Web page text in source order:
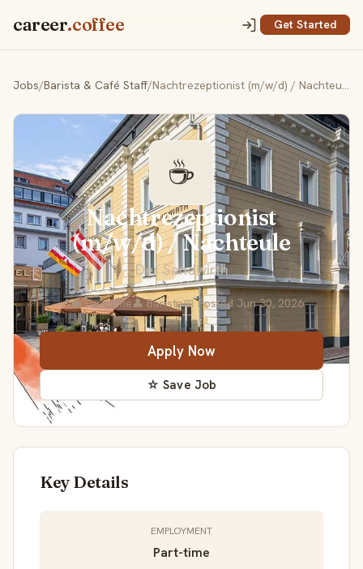
career.coffee Get Started
Jobs/Barista & Café Staff/ Nachtrezeptionist (m/w/d) / Nachteule
☕
Nachtrezeptionist
(m/w/d) / Nachteule
Der Sandwirth
📍💼 Part-time👤 Barista📅 Posted Jun 30, 2026
Apply Now
☆ Save Job
Key Details
EMPLOYMENT
Part-time